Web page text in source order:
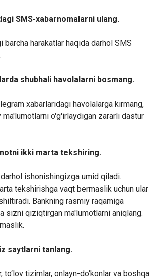
SMS-xabarnomalarni ulang.
barcha harakatlar haqida darhol SMS
shubhali havolalarni bosmang.
xabarlaridagi havolalarga kirmang,
o'g'irlaydigan zararli dastur
ikki marta tekshiring.
ishonishingizga umid qiladi.
tekshirishga vaqt bermaslik uchun ular
Bankning rasmiy raqamiga
sizni qiziqtirgan ma'lumotlarni aniqlang.
saytlarni tanlang.
to‘lov tizimlar, onlayn-do‘konlar va boshqa